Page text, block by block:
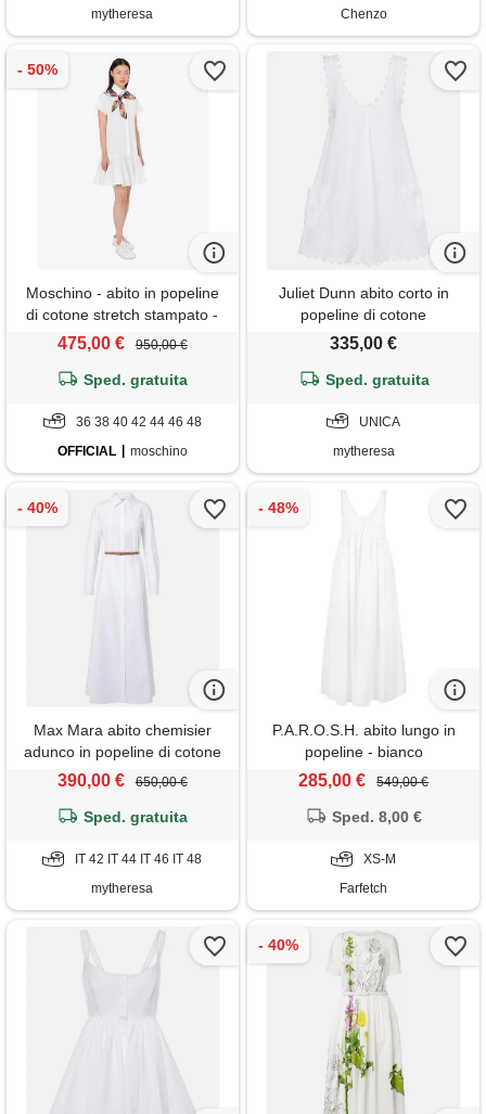
mytheresa Chenzo
Moschino - abito in popeline
di cotone stretch stampato -
bianco
475,00 € 950,00 €
Sped. gratuita
36 38 40 42 44 46 48
OFFICIAL
moschino
Juliet Dunn abito corto in
popeline di cotone
335,00 €
Sped. gratuita
UNICA
mytheresa
Max Mara abito chemisier
adunco in popeline di cotone
390,00 € 650,00 €
Sped. gratuita
IT 42 IT 44 IT 46 IT 48
mytheresa
P.A.R.O.S.H. abito lungo in
popeline - bianco
285,00 € 549,00 €
Sped. 8,00 €
XS-M
Farfetch